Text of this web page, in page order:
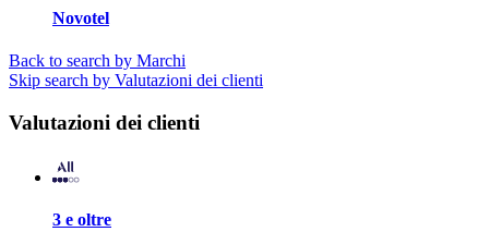
Novotel
Back to search by Marchi
Skip search by Valutazioni dei clienti
Valutazioni dei clienti
3 e oltre